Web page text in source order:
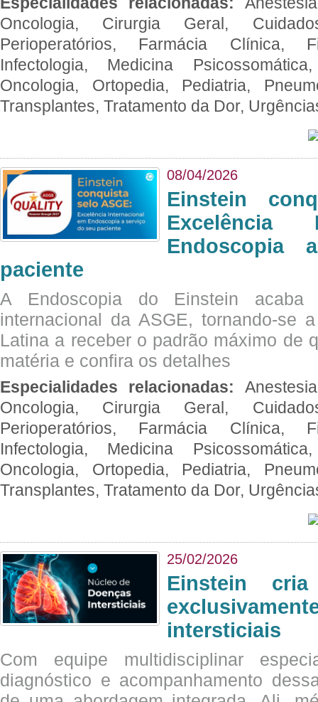
Oncologia, Cirurgia Geral,
Perioperatórios, Farmácia Clínica,
Infectologia, Medicina
Oncologia, Ortopedia, Pediatria,
Transplantes, Tratamento da Dor,
08/04/2026
Einstein
Excelência
Endoscopia
paciente
A Endoscopia do Einstein
internacional da ASGE, tornando-se
Latina a receber o padrão máximo de
matéria e confira os detalhes
Especialidades relacionadas:
Oncologia, Cirurgia Geral,
Perioperatórios, Farmácia Clínica,
Infectologia, Medicina
Oncologia, Ortopedia, Pediatria,
Transplantes, Tratamento da Dor,
25/02/2026
Einstein
intersticiais
Com equipe multidisciplinar
diagnóstico e acompanhamento